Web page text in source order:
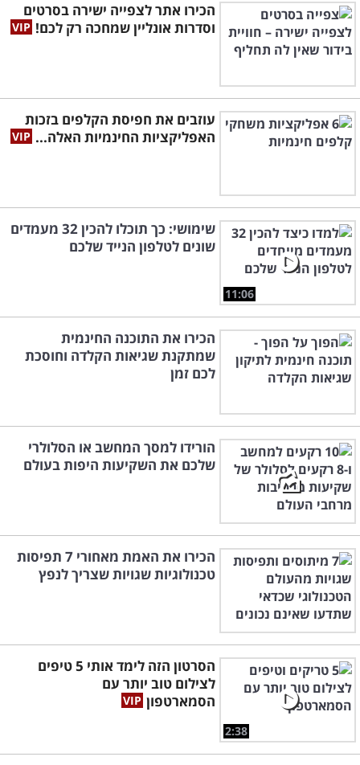
הכירו אתר לצפייה ישירה בסרטים
וסדרות אונליין שמחכה רק לכם!
עוזבים את חפיסת הקלפים בזכות
האפליקציות החינמיות האלה...
11:06
שימושי: כך תוכלו להכין 32 מעמדים
שונים לטלפון הנייד שלכם
הכירו את התוכנה החינמית
שמתקנת שגיאות הקלדה וחוסכת
לכם זמן
הורידו למסך המחשב או הסלולרי
שלכם את השקיעות היפות בעולם
הכירו את האמת מאחורי 7 תפיסות
טכנולוגיות שגויות שצריך לנפץ
2:38
הסרטון הזה לימד אותי 5 טיפים
לצילום טוב יותר עם
הסמארטפון